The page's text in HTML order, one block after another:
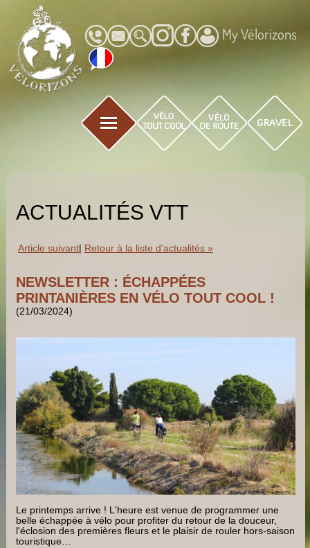
My Vélorizons
ACTUALITÉS VTT
Article suivant| Retour à la liste d'actualités »
NEWSLETTER : ÉCHAPPÉES
PRINTANIÈRES EN VÉLO TOUT COOL !
(21/03/2024)
Le printemps arrive ! L'heure est venue de programmer une
belle échappée à vélo pour profiter du retour de la douceur,
l'éclosion des premières fleurs et le plaisir de rouler hors-saison
touristique…